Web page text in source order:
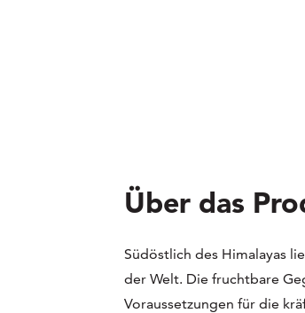
Über das
Südöstlich des Himalayas
der Welt. Die fruchtbare
Voraussetzungen für die